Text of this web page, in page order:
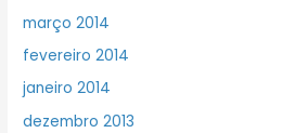
março 2014
fevereiro 2014
janeiro 2014
dezembro 2013